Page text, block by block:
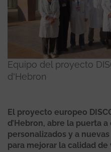
Equipo del proyecto
d'Hebron
El proyecto europeo
d’Hebron, abre la puerta
personalizados y a
para mejorar la calidad